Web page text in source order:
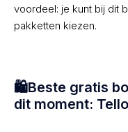
voordeel: je kunt bij dit
pakketten kiezen.
🛍Beste gratis
dit moment: